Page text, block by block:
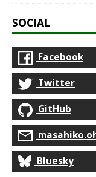
SOCIAL
Facebook
Twitter
GitHub
Bluesky